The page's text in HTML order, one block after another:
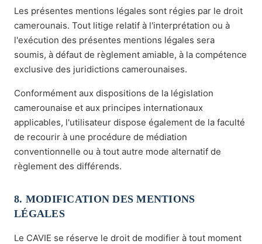
Les présentes mentions légales sont régies par le droit
camerounais. Tout litige relatif à l'interprétation ou à
l'exécution des présentes mentions légales sera
soumis, à défaut de règlement amiable, à la compétence
exclusive des juridictions camerounaises.
Conformément aux dispositions de la législation
camerounaise et aux principes internationaux
applicables, l'utilisateur dispose également de la faculté
de recourir à une procédure de médiation
conventionnelle ou à tout autre mode alternatif de
règlement des différends.
8. MODIFICATION DES MENTIONS
LÉGALES
Le CAVIE se réserve le droit de modifier à tout moment